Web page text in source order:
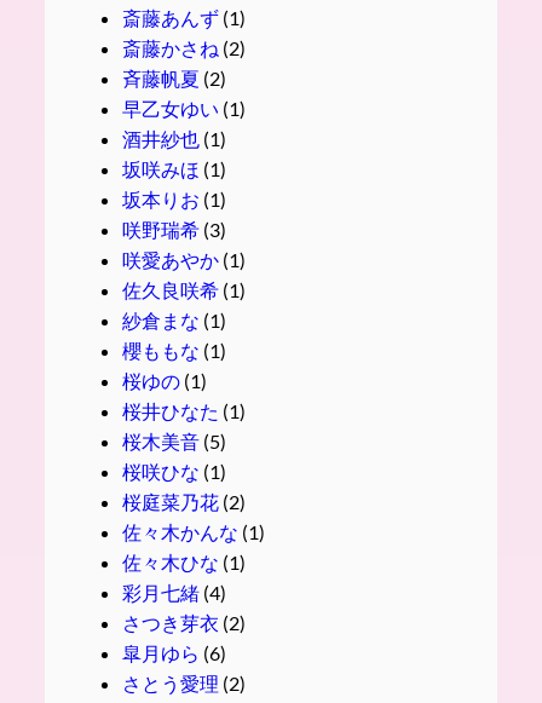
斎藤あんず(1)
斎藤かさね (2)
斉藤帆夏 (2)
早乙女ゆい (1)
酒井紗也 (1)
坂咲みほ (1)
坂本りお (1)
咲野瑞希(3)
咲愛あやか(1)
佐久良咲希(1)
紗倉まな (1)
櫻ももな (1)
桜ゆの(1)
桜井ひなた (1)
桜木美音(5)
桜咲ひな (1)
桜庭菜乃花(2)
佐々木かんな (1)
佐々木ひな (1)
彩月七緒(4)
さつき芽衣 (2)
皐月ゆら (6)
さとう愛理 (2)